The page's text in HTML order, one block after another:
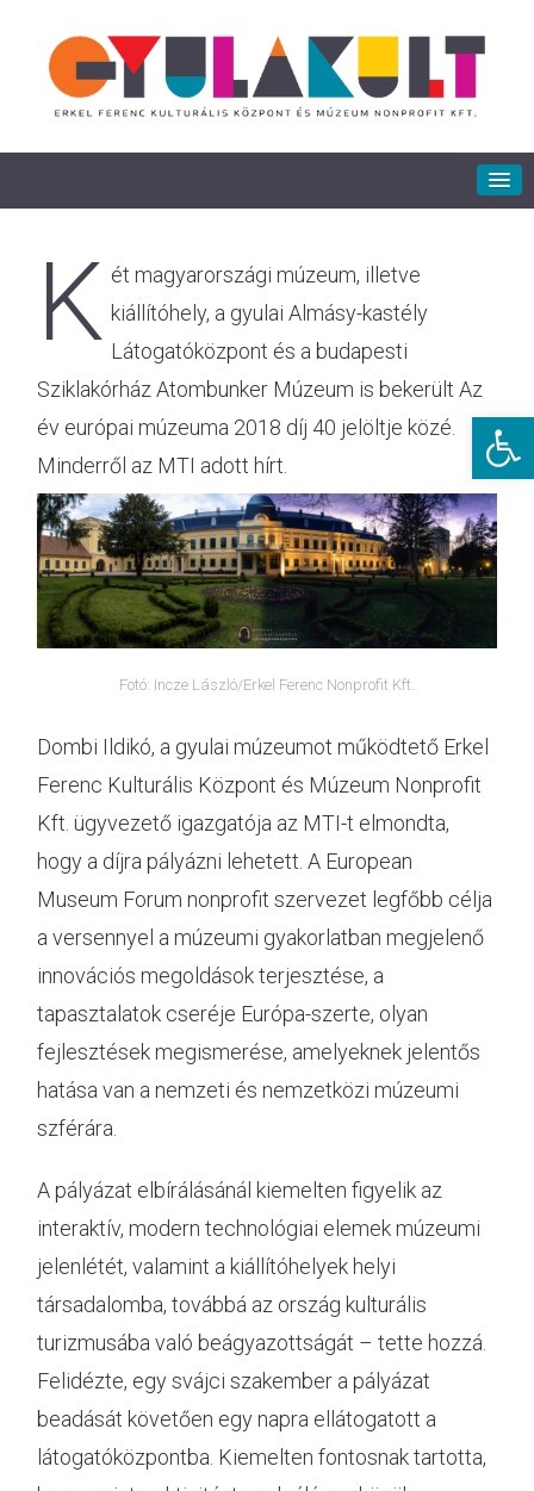
K ét magyarországi múzeum, illetve
kiállítóhely, a gyulai Almásy-kastély
Látogatóközpont és a budapesti
Sziklakórház Atombunker Múzeum is bekerült Az
év európai múzeuma 2018 díj 40 jelöltje közé.
Minderről az MTI adott hírt.
Fotó: Incze László/Erkel Ferenc Nonprofit Kft.
Dombi Ildikó, a gyulai múzeumot működtető Erkel
Ferenc Kulturális Központ és Múzeum Nonprofit
Kft. ügyvezető igazgatója az MTI-t elmondta,
hogy a díjra pályázni lehetett. A European
Museum Forum nonprofit szervezet legfőbb célja
a versennyel a múzeumi gyakorlatban megjelenő
innovációs megoldások terjesztése, a
tapasztalatok cseréje Európa-szerte, olyan
fejlesztések megismerése, amelyeknek jelentős
hatása van a nemzeti és nemzetközi múzeumi
szférára.
A pályázat elbírálásánál kiemelten figyelik az
interaktív, modern technológiai elemek múzeumi
jelenlétét, valamint a kiállítóhelyek helyi
társadalomba, továbbá az ország kulturális
turizmusába való beágyazottságát – tette hozzá.
Felidézte, egy svájci szakember a pályázat
beadását követően egy napra ellátogatott a
látogatóközpontba. Kiemelten fontosnak tartotta,